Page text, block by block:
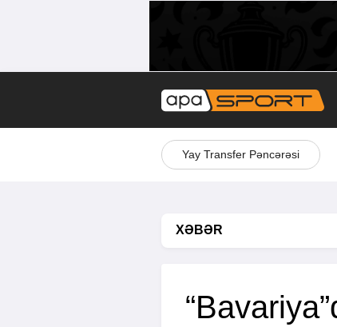
Yay Transfer Pəncərəsi
XƏBƏR